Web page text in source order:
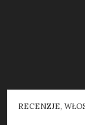
RECENZJE,